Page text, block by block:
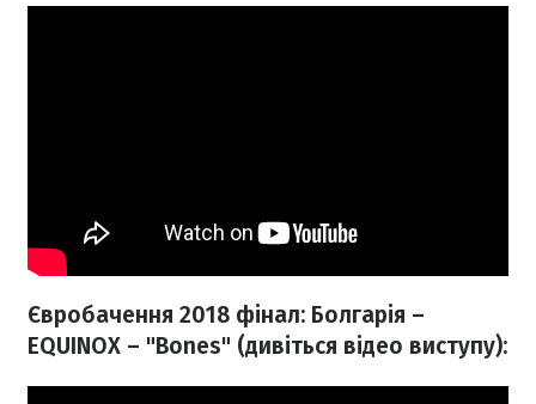
Євробачення 2018 фінал: Болгарія –
EQUINOX – "Bones" (дивіться відео виступу):